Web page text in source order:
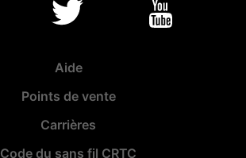
Aide
Points de vente
Carrières
Code du sans fil CRTC